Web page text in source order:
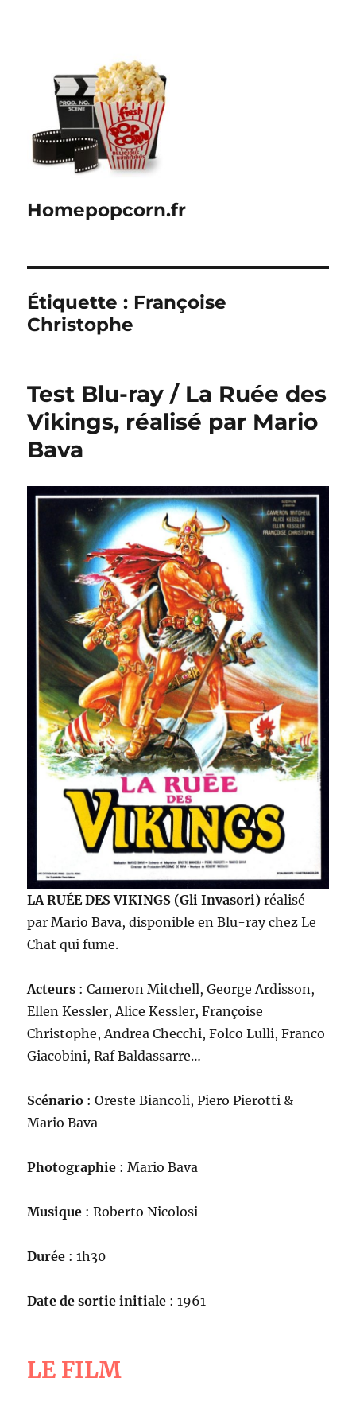
Homepopcorn.fr
Étiquette : Françoise
Christophe
Test Blu-ray / La Ruée des
Vikings, réalisé par Mario
Bava
LA RUÉE DES VIKINGS (Gli Invasori)réalisé
par Mario Bava, disponible en Blu-ray chez Le
Chat qui fume.
Acteurs : Cameron Mitchell, George Ardisson,
Ellen Kessler, Alice Kessler, Françoise
Christophe, Andrea Checchi, Folco Lulli, Franco
Giacobini, Raf Baldassarre…
Scénario : Oreste Biancoli, Piero Pierotti &
Mario Bava
Photographie : Mario Bava
Musique : Roberto Nicolosi
Durée : 1h30
Date de sortie initiale : 1961
LE FILM